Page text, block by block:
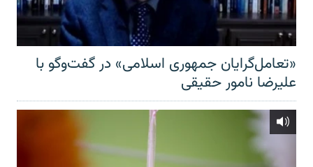
«تعامل‌گرایان جمهوری اسلامی» در گفت‌وگو با
علیرضا نامور حقیقی